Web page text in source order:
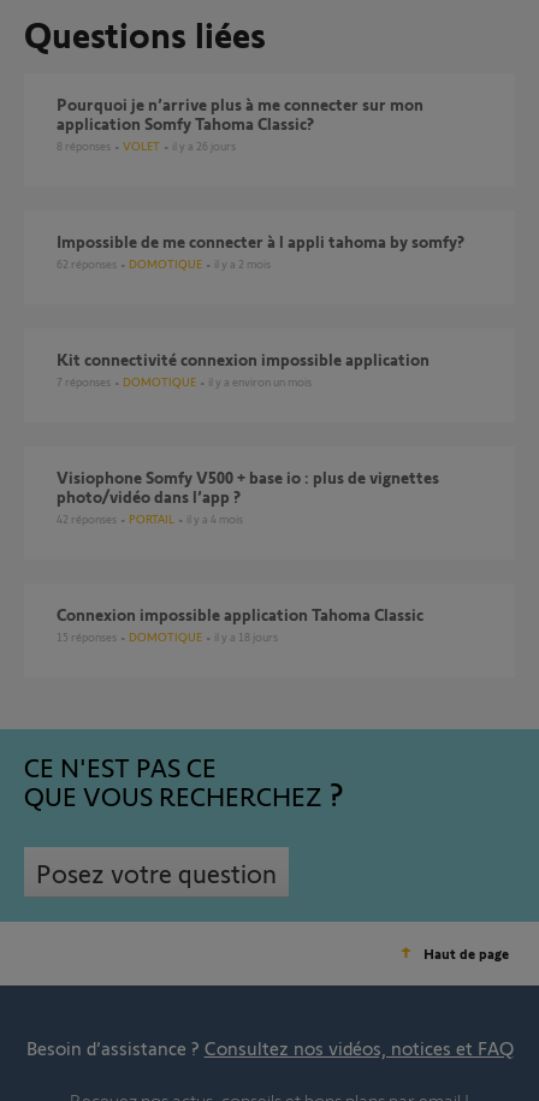
Questions liées
Pourquoi je n’arrive plus à me connecter sur mon
application Somfy Tahoma Classic?
8 réponses VOLET il y a 26 jours
Impossible de me connecter à l appli tahoma by somfy?
62 réponses DOMOTIQUE il y a 2 mois
Kit connectivité connexion impossible application
7 réponses DOMOTIQUE il y a environ un mois
Visiophone Somfy V500 + base io : plus de vignettes
photo/vidéo dans l’app ?
42 réponses PORTAIL il y a 4 mois
Connexion impossible application Tahoma Classic
15 réponses DOMOTIQUE il y a 18 jours
CE N'EST PAS CE
QUE VOUS RECHERCHEZ
Posez votre question
Haut de page
Besoin d’assistance ? Consultez nos vidéos, notices et FAQ